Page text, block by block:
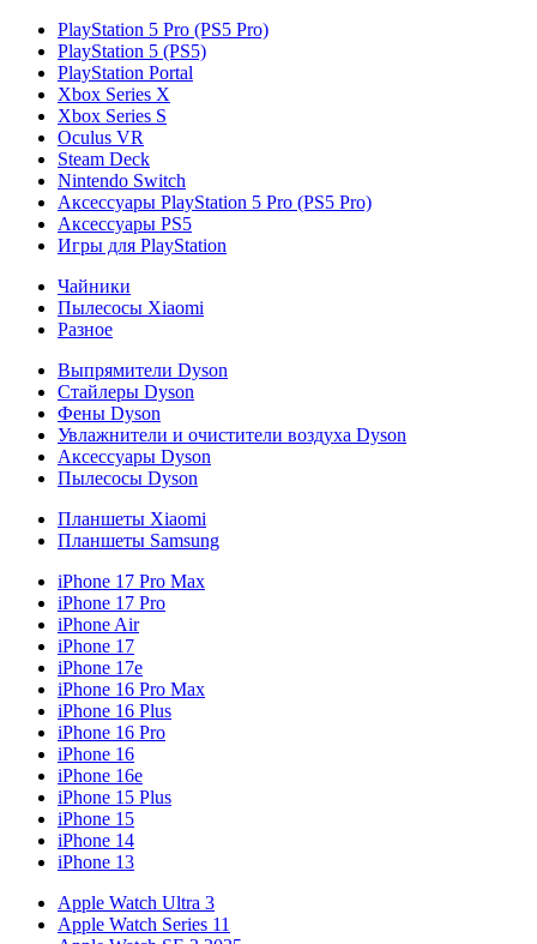
PlayStation 5 Pro (PS5 Pro)
PlayStation 5 (PS5)
PlayStation Portal
Xbox Series X
Xbox Series S
Oculus VR
Steam Deck
Nintendo Switch
Аксессуары PlayStation 5 Pro (PS5 Pro)
Аксессуары PS5
Игры для PlayStation
Чайники
Пылесосы Xiaomi
Разное
Выпрямители Dyson
Стайлеры Dyson
Фены Dyson
Увлажнители и очистители воздуха Dyson
Аксессуары Dyson
Пылесосы Dyson
Планшеты Xiaomi
Планшеты Samsung
iPhone 17 Pro Max
iPhone 17 Pro
iPhone Air
iPhone 17
iPhone 17e
iPhone 16 Pro Max
iPhone 16 Plus
iPhone 16 Pro
iPhone 16
iPhone 16e
iPhone 15 Plus
iPhone 15
iPhone 14
iPhone 13
Apple Watch Ultra 3
Apple Watch Series 11